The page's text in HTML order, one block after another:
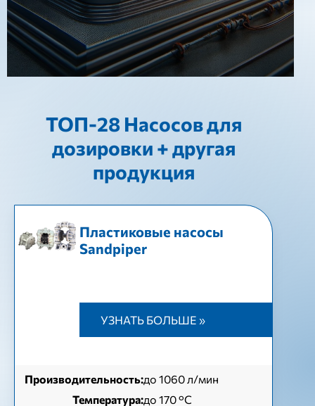
ТОП-28 Насосов для
дозировки + другая
продукция
Пластиковые насосы
Sandpiper
УЗНАТЬ БОЛЬШЕ »
Производительность:до 1060 л/мин
Температура:до 170 °C